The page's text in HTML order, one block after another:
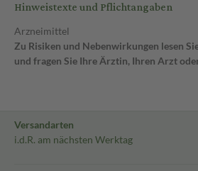
Hinweistexte und Pflichtangaben
Arzneimittel
Zu Risiken und Nebenwirkungen lesen
und fragen Sie Ihre Ärztin, Ihren Arzt
Versandarten
i.d.R. am nächsten Werktag